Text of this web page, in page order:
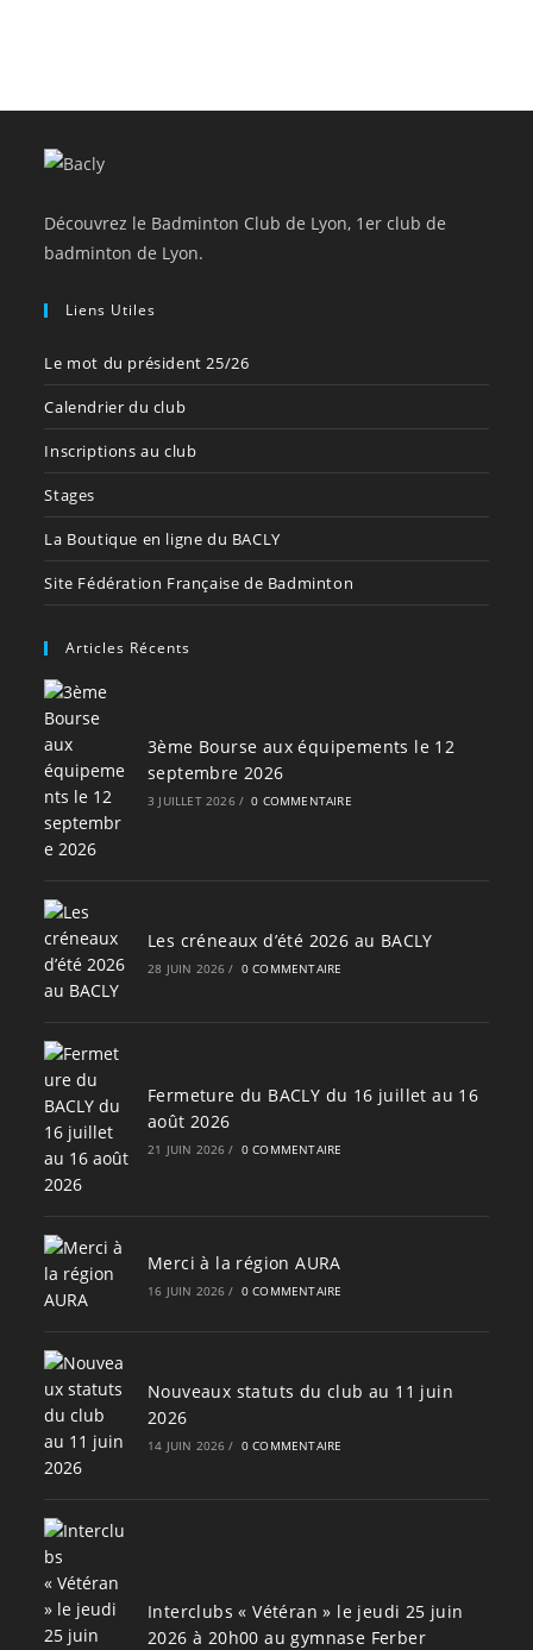
Découvrez le Badminton Club de Lyon, 1er club de
badminton de Lyon.
Liens Utiles
Le mot du président 25/26
Calendrier du club
Inscriptions au club
Stages
La Boutique en ligne du BACLY
Site Fédération Française de Badminton
Articles Récents
3ème Bourse aux équipements le 12
septembre 2026
3 JUILLET 2026 / 0 COMMENTAIRE
Les créneaux d’été 2026 au BACLY
28 JUIN 2026 / 0 COMMENTAIRE
Fermeture du BACLY du 16 juillet au 16
août 2026
21 JUIN 2026 / 0 COMMENTAIRE
Merci à la région AURA
16 JUIN 2026 / 0 COMMENTAIRE
Nouveaux statuts du club au 11 juin
2026
14 JUIN 2026 / 0 COMMENTAIRE
Interclubs « Vétéran » le jeudi 25 juin
2026 à 20h00 au gymnase Ferber